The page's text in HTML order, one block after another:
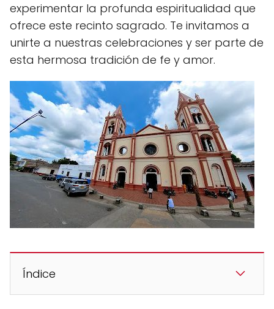
experimentar la profunda espiritualidad que
ofrece este recinto sagrado. Te invitamos a
unirte a nuestras celebraciones y ser parte de
esta hermosa tradición de fe y amor.
Índice